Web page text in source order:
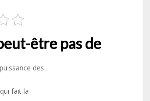
être pas de
des
fait la